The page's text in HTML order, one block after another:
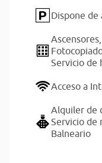
Dispone de
Ascensores,
Servicio de
Acceso a
Alquiler de
Servicio de
Balneario